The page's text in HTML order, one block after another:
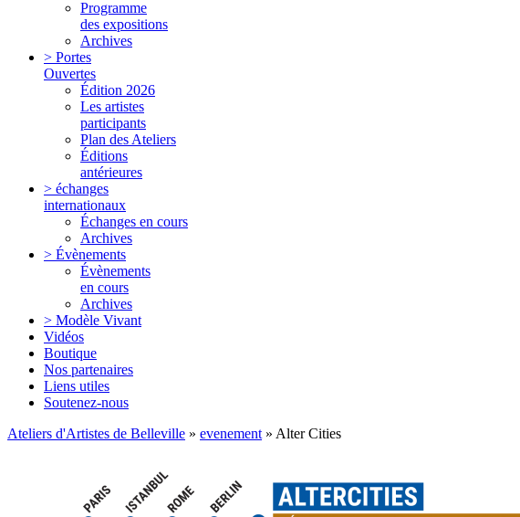
Programme
des expositions
Archives
> Portes
Ouvertes
Édition 2026
Les artistes
participants
Plan des Ateliers
Éditions
antérieures
> échanges
internationaux
Échanges en cours
Archives
> Évènements
Évènements
en cours
Archives
> Modèle Vivant
Vidéos
Boutique
Nos partenaires
Liens utiles
Soutenez-nous
Ateliers d'Artistes de Belleville » evenement » Alter Cities